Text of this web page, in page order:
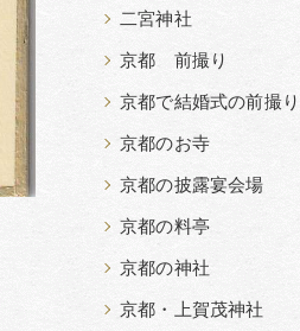
二宮神社
京都 前撮り
京都で結婚式の前撮り
京都のお寺
京都の披露宴会場
京都の料亭
京都の神社
京都・上賀茂神社